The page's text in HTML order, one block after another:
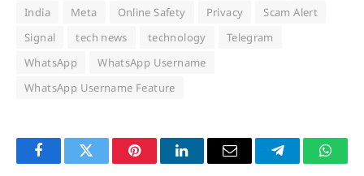
India
Meta Online Safety Privacy
Scam Alert
Signal
tech news technology
Telegram
WhatsApp
WhatsApp Username
WhatsApp Username Feature
FacebookTwitter PinterestLinkedInEmail Telegram